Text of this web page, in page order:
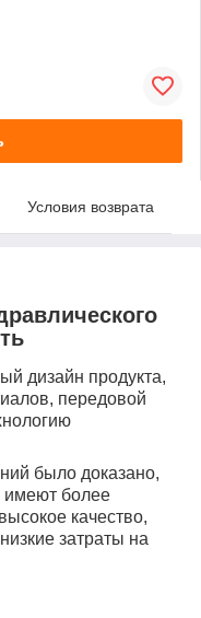
Условия возврата
дизайн продукта,
передовой
было доказано,
имеют более
качество,
затраты на